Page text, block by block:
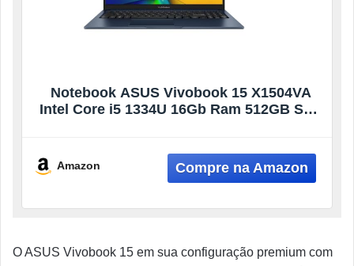
Notebook ASUS Vivobook 15 X1504VA
Intel Core i5 1334U 16Gb Ram 512GB SSD
Amazon
O ASUS Vivobook 15 em sua configuração premium com